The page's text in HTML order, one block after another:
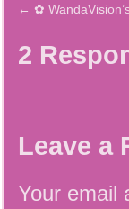
← ✿
2
Leave a
Your email